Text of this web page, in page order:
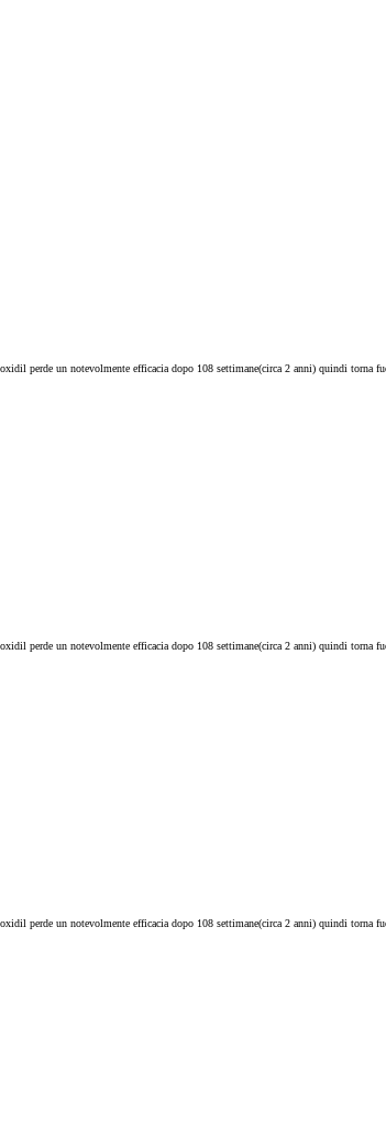
perde un notevolmente efficacia dopo 108 settimane(circa 2 anni) quindi torna
perde un notevolmente efficacia dopo 108 settimane(circa 2 anni) quindi torna
perde un notevolmente efficacia dopo 108 settimane(circa 2 anni) quindi torna